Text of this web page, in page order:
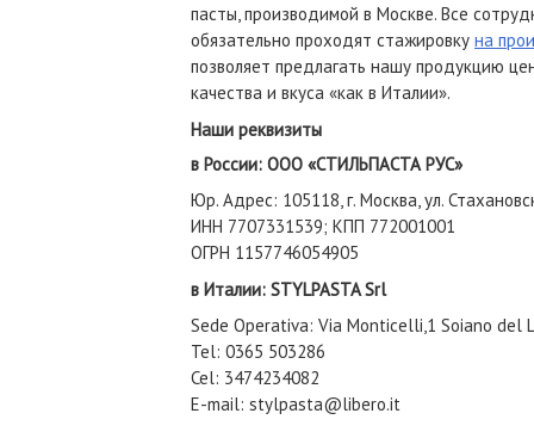
пасты, производимой в Москве. Все
обязательно проходят стажировку на
позволяет предлагать нашу продукцию
качества и вкуса «как в Италии».
Наши реквизиты
в России: ООО «СТИЛЬПАСТА РУС»
Юр. Адрес: 105118, г. Москва, ул.
ИНН 7707331539; КПП 772001001
ОГРН 1157746054905
в Италии: STYLPASTA Srl
Sede Operativa: Via Monticelli,1 Soiano del
Tel: 0365 503286
Cel: 3474234082
E-mail: stylpasta@libero.it